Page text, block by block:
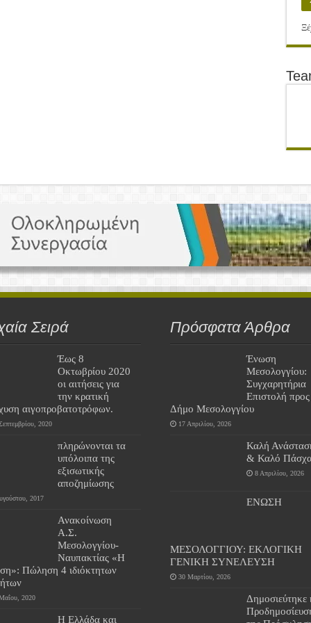
Σειρά
Έως 8
Οκτωβρίου 2020
οι αιτήσεις για
την κρατική
αιγοπροβατοτρόφων.
2020
πληρώνονται τα
υπόλοιπα της
εξισωτικής
αποζημίωσης
2017
Ανακοίνωση
Α.Σ.
Μεσολογγίου-
Ναυπακτίας «Η
Πώληση 4 ιδιόκτητων
2020
Η Ελλάδα και
Πρόσφατα Άρθρα
Ένωση
Μεσολογγίου:
Συγχαρητήρια
Επιστολή προς
Δήμο Μεσολογγίου
17 Απριλίου, 2026
Καλή
& Καλό
8 Απριλίου, 2026
ΕΝΩΣΗ
ΜΕΣΟΛΟΓΓΙΟΥ: ΕΚΛΟΓΙΚΗ
ΓΕΝΙΚΗ ΣΥΝΕΛΕΥΣΗ
30 Μαρτίου, 2026
Δημοσιεύτηκε